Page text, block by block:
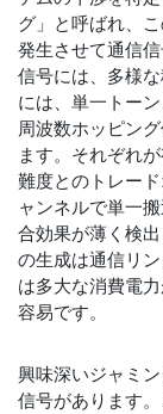
グ」と呼ばれ、
発生させて通信
信号には、多様
には、単一トー
周波数ホッピン
ます。それぞれ
難度とのトレー
ャンネルで単一
合効果が薄く検
の生成は通信リ
は多大な消費電
容易です。
興味深いジャミ
信号があります